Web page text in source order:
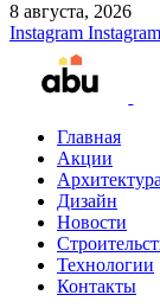
8 августа, 2026
Instagram Instagram
Главная
Акции
Архитектура
Дизайн
Новости
Технологии
Контакты